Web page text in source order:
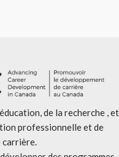
de la recherche , et
professionnelle et de
carrière.